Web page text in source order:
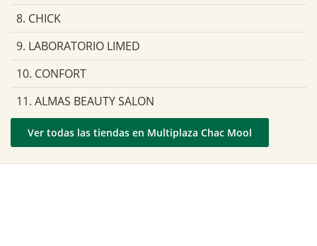
8. CHICK
9. LABORATORIO LIMED
10. CONFORT
11. ALMAS BEAUTY SALON
Ver todas las tiendas en Multiplaza Chac Mool